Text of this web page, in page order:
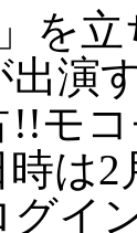
を
演
!!モ
は2
イ